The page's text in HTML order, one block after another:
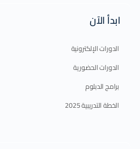
ابدأ الآن
الدورات الإلكترونية
الدورات الحضورية
برامج الدبلوم
الخطة التدريبية 2025